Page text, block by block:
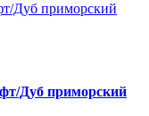
Дуб приморский